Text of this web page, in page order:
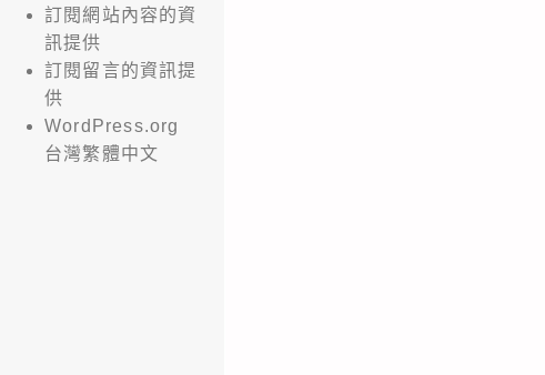
訂閱網站內容的資
訊提供
訂閱留言的資訊提
供
WordPress.org
台灣繁體中文